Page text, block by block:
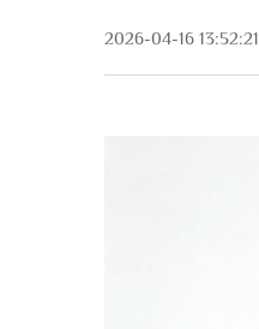
2026-04-16 13:52:21